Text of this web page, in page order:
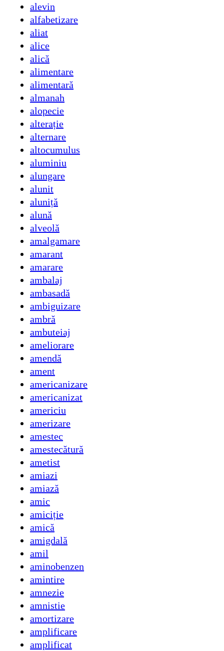
alevin
alfabetizare
aliat
alice
alică
alimentare
alimentară
almanah
alopecie
alterație
alternare
altocumulus
aluminiu
alungare
alunit
aluniță
alună
alveolă
amalgamare
amarant
amarare
ambalaj
ambasadă
ambiguizare
ambră
ambuteiaj
ameliorare
amendă
ament
americanizare
americanizat
americiu
amerizare
amestec
amestecătură
ametist
amiazi
amiază
amic
amiciție
amică
amigdală
amil
aminobenzen
amintire
amnezie
amnistie
amortizare
amplificare
amplificat